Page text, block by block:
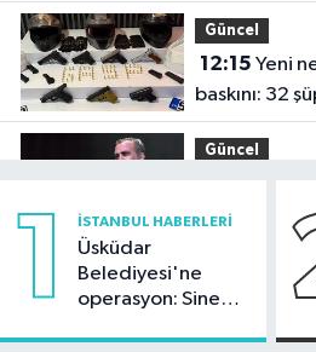
Güncel
12:15
baskını: 32
edildi
Güncel
atandı
İstanbul
11:29
gemi,
1 İSTANBUL HABERLERI
Üsküdar
Belediyesi'ne
operasyon: Sinem